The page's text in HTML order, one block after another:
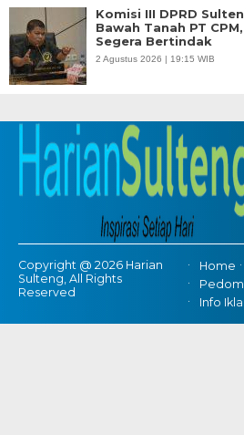
Komisi III DPRD
Bawah Tanah PT
Segera Bertindak
2 Agustus 2026 | 19:15 WIB
Copyright @ 2026 Harian
Sulteng, All Rights
Reserved
Home
Info